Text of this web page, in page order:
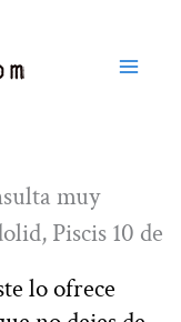
muy
Piscis 10 de
lo ofrece